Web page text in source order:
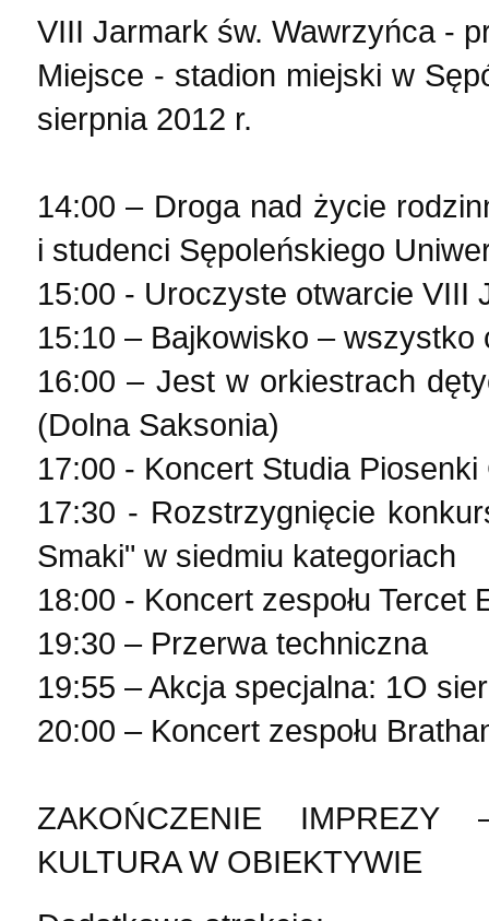
VIII Jarmark św. Wawrzyńca -
Miejsce - stadion miejski w
sierpnia 2012 r.
14:00 – Droga nad życie
i studenci Sępoleńskiego
15:00 - Uroczyste otwarcie VIII
15:10 – Bajkowisko – wszystko
16:00 – Jest w orkiestrach
(Dolna Saksonia)
17:00 - Koncert Studia
17:30 - Rozstrzygnięcie
Smaki" w siedmiu kategoriach
18:00 - Koncert zespołu Tercet
19:30 – Przerwa techniczna
19:55 – Akcja specjalna: 1O
20:00 – Koncert zespołu
ZAKOŃCZENIE
KULTURA W OBIEKTYWIE